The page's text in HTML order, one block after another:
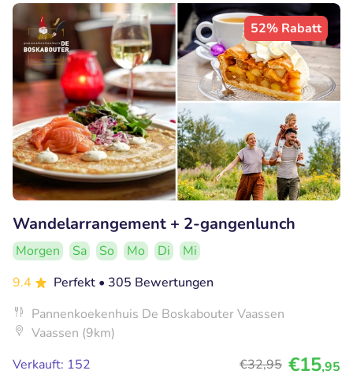
52% Rabatt
Wandelarrangement + 2-gangenlunch
Morgen Sa So Mo Di
Mi
9.4
Perfekt • 305 Bewertungen
Pannenkoekenhuis De Boskabouter Vaassen
Vaassen (9km)
Verkauft: 152
€32,95 €15,95